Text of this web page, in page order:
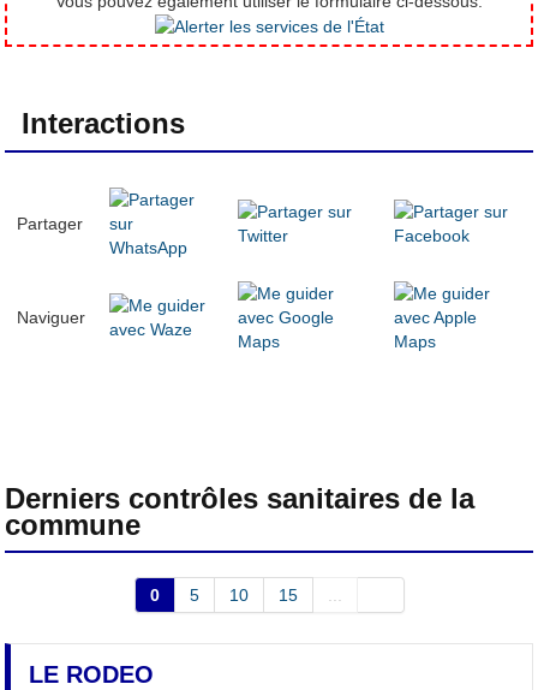
Interactions
Partager
Naviguer
Derniers contrôles sanitaires de la
commune
0 5 10 15
LE RODEO